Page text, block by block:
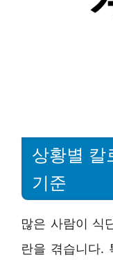
상황별 칼
기준
많은 사람이 식
란을 겪습니다.